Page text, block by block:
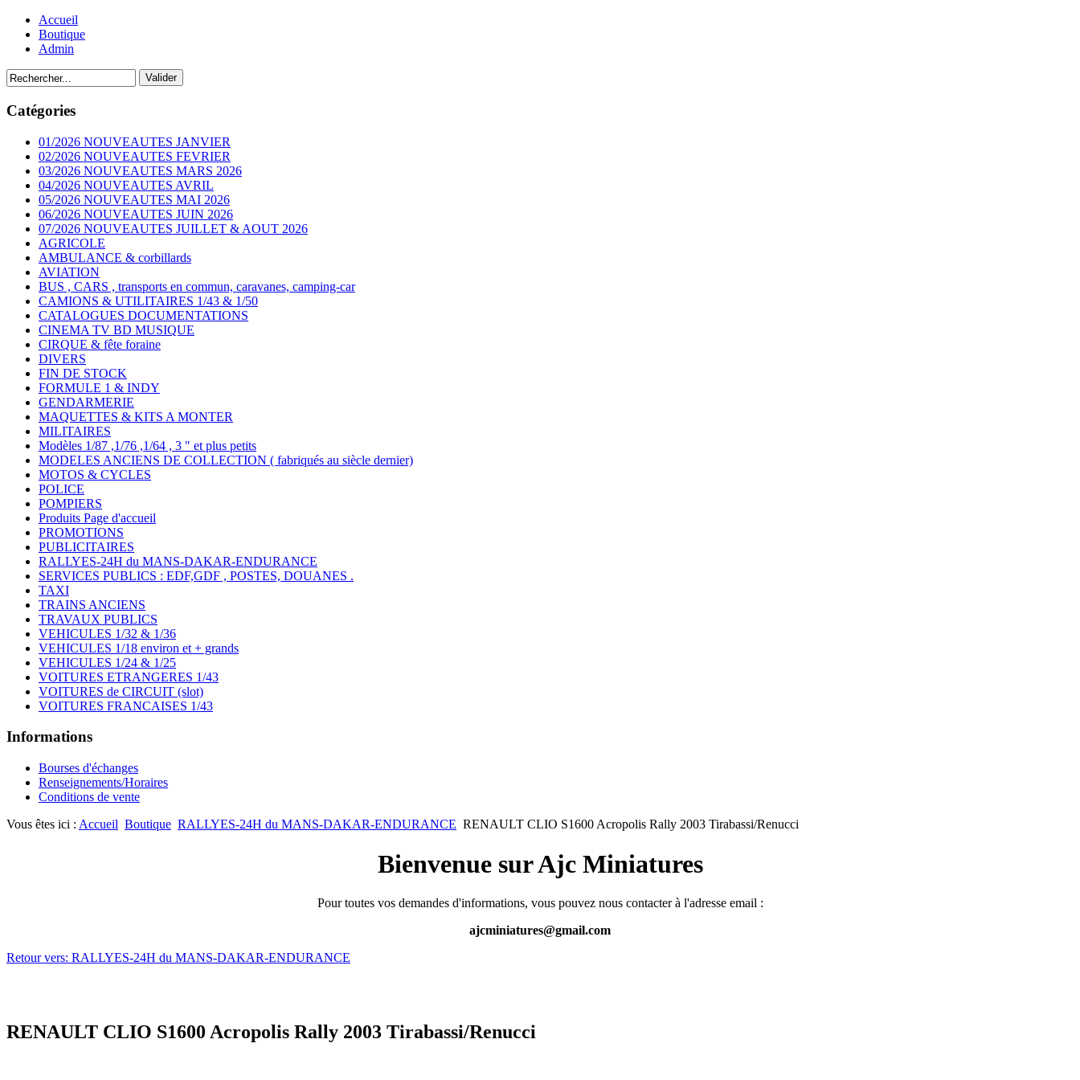
Accueil
Boutique
Admin
Catégories
01/2026 NOUVEAUTES JANVIER
02/2026 NOUVEAUTES FEVRIER
03/2026 NOUVEAUTES MARS 2026
04/2026 NOUVEAUTES AVRIL
05/2026 NOUVEAUTES MAI 2026
06/2026 NOUVEAUTES JUIN 2026
07/2026 NOUVEAUTES JUILLET & AOUT 2026
AGRICOLE
AMBULANCE & corbillards
AVIATION
BUS , CARS , transports en commun, caravanes, camping-car
CAMIONS & UTILITAIRES 1/43 & 1/50
CATALOGUES DOCUMENTATIONS
CINEMA TV BD MUSIQUE
CIRQUE & fête foraine
DIVERS
FIN DE STOCK
FORMULE 1 & INDY
GENDARMERIE
MAQUETTES & KITS A MONTER
MILITAIRES
Modèles 1/87 ,1/76 ,1/64 , 3 " et plus petits
MODELES ANCIENS DE COLLECTION ( fabriqués au siècle dernier)
MOTOS & CYCLES
POLICE
POMPIERS
Produits Page d'accueil
PROMOTIONS
PUBLICITAIRES
RALLYES-24H du MANS-DAKAR-ENDURANCE
SERVICES PUBLICS : EDF,GDF , POSTES, DOUANES .
TAXI
TRAINS ANCIENS
TRAVAUX PUBLICS
VEHICULES 1/32 & 1/36
VEHICULES 1/18 environ et + grands
VEHICULES 1/24 & 1/25
VOITURES ETRANGERES 1/43
VOITURES de CIRCUIT (slot)
VOITURES FRANCAISES 1/43
Informations
Bourses d'échanges
Renseignements/Horaires
Conditions de vente
Vous êtes ici : Accueil Boutique RALLYES-24H du MANS-DAKAR-ENDURANCE RENAULT CLIO S1600 Acropolis Rally 2003 Tirabassi/Renucci
Bienvenue sur Ajc Miniatures
Pour toutes vos demandes d'informations, vous pouvez nous contacter à l'adresse email :
ajcminiatures@gmail.com
Retour vers: RALLYES-24H du MANS-DAKAR-ENDURANCE
RENAULT CLIO S1600 Acropolis Rally 2003 Tirabassi/Renucci